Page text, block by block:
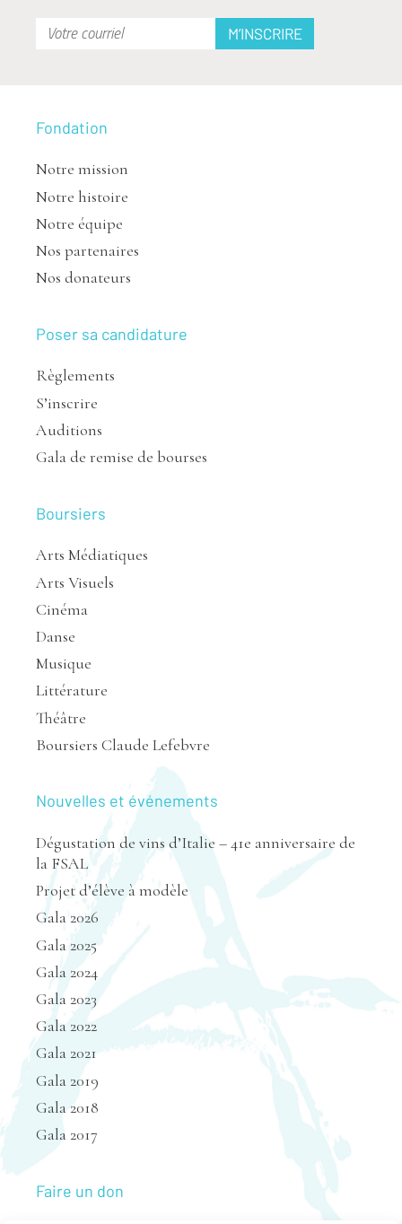
Fondation
Notre mission
Notre histoire
Notre équipe
Nos partenaires
Nos donateurs
Poser sa candidature
Règlements
S’inscrire
Auditions
Gala de remise de bourses
Boursiers
Arts Médiatiques
Arts Visuels
Cinéma
Danse
Musique
Littérature
Théâtre
Boursiers Claude Lefebvre
Nouvelles et événements
Dégustation de vins d’Italie – 41e anniversaire de
la FSAL
Projet d’élève à modèle
Gala 2026
Gala 2025
Gala 2024
Gala 2023
Gala 2022
Gala 2021
Gala 2019
Gala 2018
Gala 2017
Faire un don